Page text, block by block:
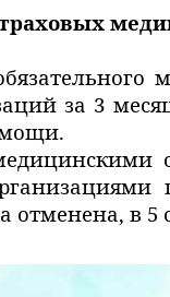
за 3
в